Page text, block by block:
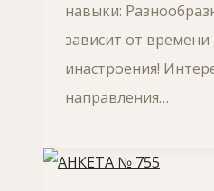
навыки:
зависит от времени
инастроения!
направления…